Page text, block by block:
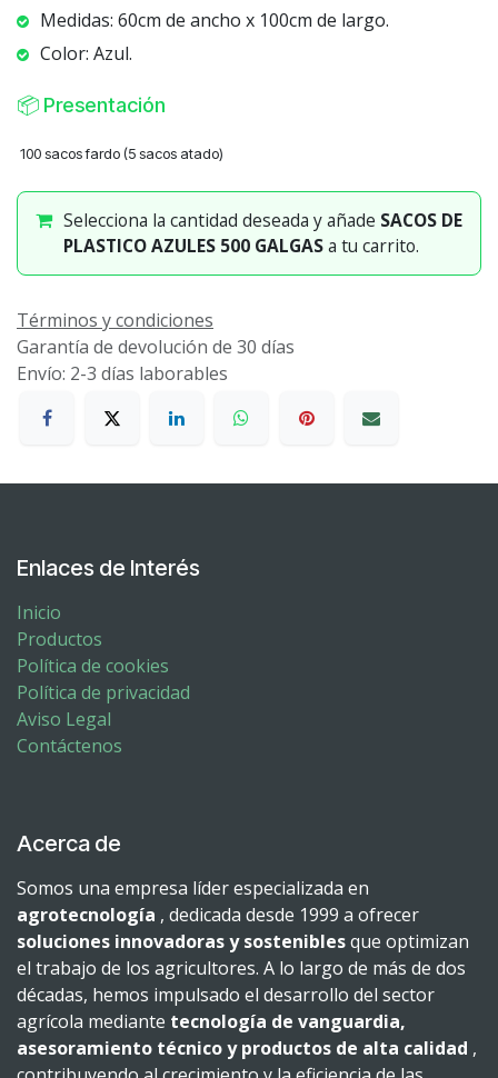
Medidas: 60cm de ancho x 100cm de largo.
Color: Azul.
📦 Presentación
100 sacos fardo (5 sacos atado)
Selecciona la cantidad deseada y añade SACOS DE
PLASTICO AZULES 500 GALGASa tu carrito.
Términos y condiciones
Garantía de devolución de 30 días
Envío: 2-3 días laborables
Enlaces de Interés
Inicio
Productos
Política de cookies
Política de privacidad
Aviso Legal
Contáctenos
Acerca de
Somos una empresa líder especializada en
agrotecnología , dedicada desde 1999 a ofrecer
soluciones innovadoras y sosteniblesque optimizan
el trabajo de los agricultores. A lo largo de más de dos
décadas, hemos impulsado el desarrollo del sector
agrícola mediante tecnología de vanguardia,
asesoramiento técnico y productos de alta calidad ,